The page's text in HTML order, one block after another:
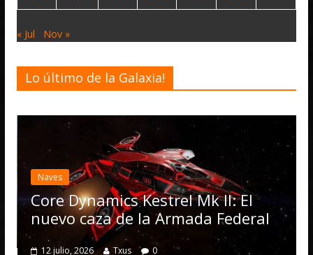
« Jul Nov »
Lo último de la Galaxia!
Kestrel Mk II: El
de la Armada Federal
Txus 0
Elite
Operations,
numerosas
4 julio, 2026